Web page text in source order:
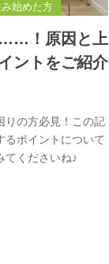
始めた方
……！原因と上
ントをご紹介
りの方必見！この記
るポイントについて
てくださいね♪